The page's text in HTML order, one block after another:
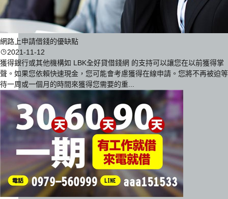
網路上申請借錢的優缺點
2021-11-12
獲得銀行或其他機構如 LBK全好貸借錢網 的支持可以讓您在以前獲得掌
聲。如果您依賴快速現金，您可能會考慮獲得在線申請。您將不再被迫等
待一周或一個月的時間來獲得您需要的重...